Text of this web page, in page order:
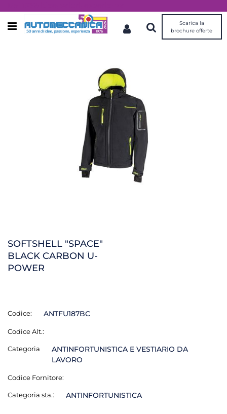
Open menu
Scarica la
brochure offerte
SOFTSHELL "SPACE"
BLACK CARBON U-
POWER
Codice: ANTFU187BC
Codice Alt.:
Categoria
ANTINFORTUNISTICA E VESTIARIO DA
LAVORO
Codice Fornitore:
Categoria sta.: ANTINFORTUNISTICA